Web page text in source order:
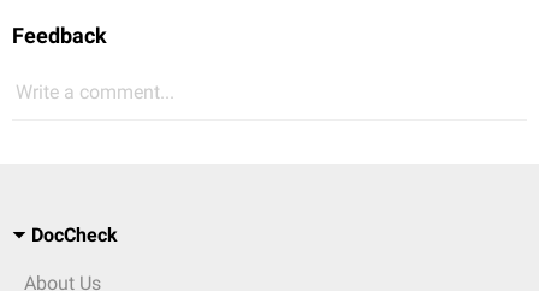
Feedback
Write a comment...
DocCheck
About Us